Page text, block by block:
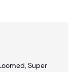
Super